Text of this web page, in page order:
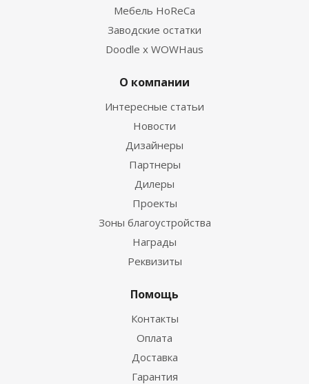
Мебель HoReCa
Заводские остатки
Doodle x WOWHaus
О компании
Интересные статьи
Новости
Дизайнеры
Партнеры
Дилеры
Проекты
Зоны благоустройства
Награды
Реквизиты
Помощь
Контакты
Оплата
Доставка
Гарантия